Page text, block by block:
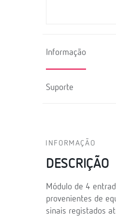
Informação
Suporte
INFORMAÇÃO
DESCRIÇÃO
Módulo de 4
provenientes de
sinais registados